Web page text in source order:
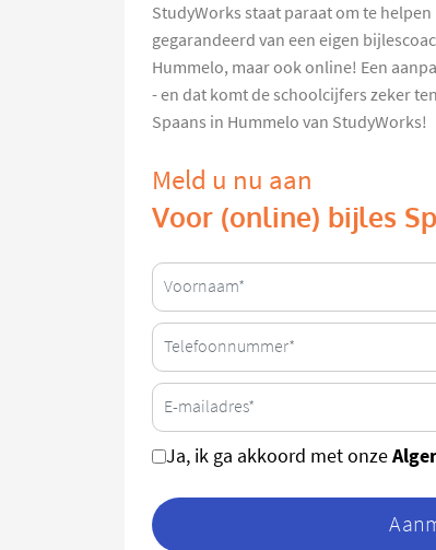
StudyWorks staat paraat om te
gegarandeerd van een eigen
Hummelo, maar ook online! Een
- en dat komt de schoolcijfers zeker
Spaans in Hummelo van StudyWorks!
Meld u nu aan
Voor (online) bijles
Ja, ik ga akkoord met onze